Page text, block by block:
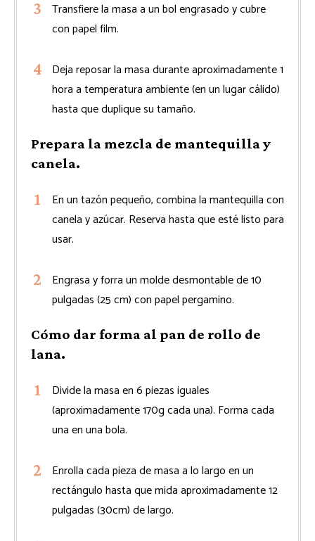
Transfiere la masa a un bol engrasado y cubre
con papel film.
Deja reposar la masa durante aproximadamente 1
hora a temperatura ambiente (en un lugar cálido)
hasta que duplique su tamaño.
Prepara la mezcla de mantequilla y
canela.
En un tazón pequeño, combina la mantequilla con
canela y azúcar. Reserva hasta que esté listo para
usar.
Engrasa y forra un molde desmontable de 10
pulgadas (25 cm) con papel pergamino.
Cómo dar forma al pan de rollo de
lana.
Divide la masa en 6 piezas iguales
(aproximadamente 170g cada una). Forma cada
una en una bola.
Enrolla cada pieza de masa a lo largo en un
rectángulo hasta que mida aproximadamente 12
pulgadas (30cm) de largo.